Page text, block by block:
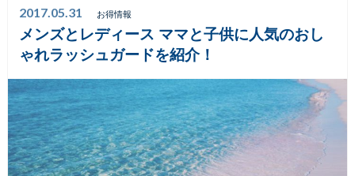
2017.05.31 お得情報
メンズとレディース ママと子供に人気のおし
ゃれラッシュガードを紹介！